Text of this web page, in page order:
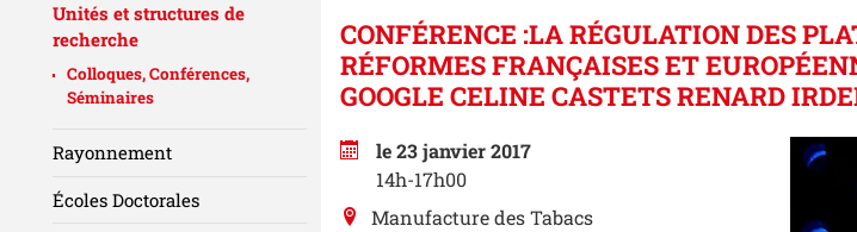
CONFÉRENCE :LA RÉGULATION DES
RÉFORMES FRANÇAISES ET
GOOGLE CELINE CASTETS RENARD
le 23 janvier 2017
14h-17h00
Manufacture des Tabacs
Unités et structures de
recherche
Colloques, Conférences,
Séminaires
Rayonnement
Écoles Doctorales